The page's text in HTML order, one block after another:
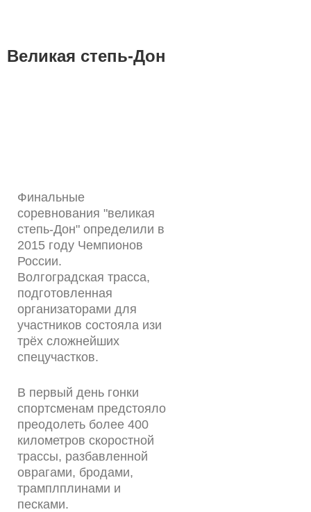
Великая степь-Дон
Финальные
соревнования "великая
степь-Дон" определили в
2015 году Чемпионов
России.
Волгоградская трасса,
подготовленная
организаторами для
участников состояла изи
трёх сложнейших
спецучастков.
В первый день гонки
спортсменам предстояло
преодолеть более 400
километров скоростной
трассы, разбавленной
оврагами, бродами,
трамплплинами и
песками.